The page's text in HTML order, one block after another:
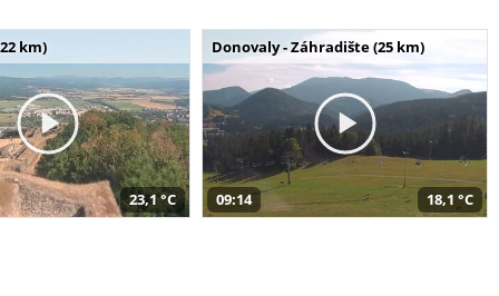
km)
23,1 °C
Donovaly - Záhradište (25 km)
09:14 18,1 °C